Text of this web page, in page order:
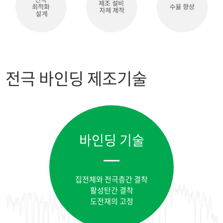
전극 바인딩 제조기술
바인딩 기술
집전체와 전극층간 결착
활성탄간 결착
도전재의 고정